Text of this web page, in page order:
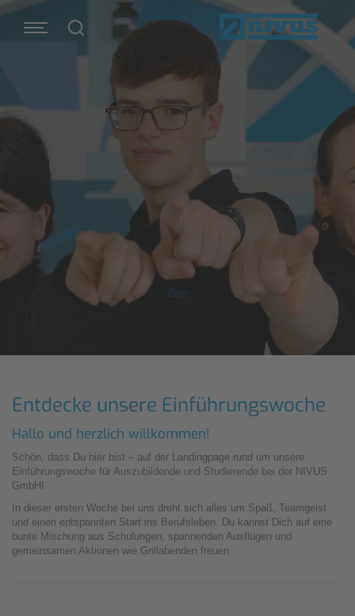
Entdecke unsere Einführungswoche
Hallo und herzlich willkommen!
Schön, dass Du hier bist – auf der Landingpage rund um unsere
Einführungswoche für Auszubildende und Studierende bei der NIVUS
GmbH!
In dieser ersten Woche bei uns dreht sich alles um Spaß, Teamgeist
und einen entspannten Start ins Berufsleben. Du kannst Dich auf eine
bunte Mischung aus Schulungen, spannenden Ausflügen und
gemeinsamen Aktionen wie Grillabenden freuen.